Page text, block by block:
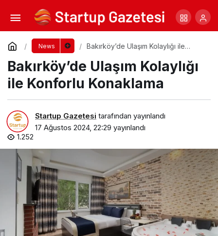
News
Bakırköy’de Ulaşım Kolaylığı ile
Bakırköy’de Ulaşım Kolaylığı
ile Konforlu Konaklama
Startup Gazetesi tarafından yayınlandı
17 Ağustos 2024, 22:29 yayınlandı
1.252
İstanbul’da Kiralık Daire Bulmak: Stratejiler
ve Öneriler
Yorum Yap